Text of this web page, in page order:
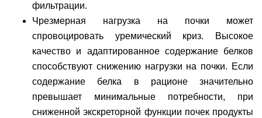
фильтрации.
Чрезмерная нагрузка на почки может
спровоцировать уремический криз. Высокое
качество и адаптированное содержание белков
способствуют снижению нагрузки на почки. Если
содержание белка в рационе значительно
превышает минимальные потребности, при
сниженной экскреторной функции почек продукты